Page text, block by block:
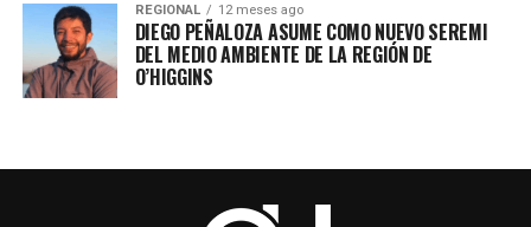
REGIONAL 12 meses ago
DIEGO PEÑALOZA ASUME COMO NUEVO SEREMI
DEL MEDIO AMBIENTE DE LA REGIÓN DE
O’HIGGINS